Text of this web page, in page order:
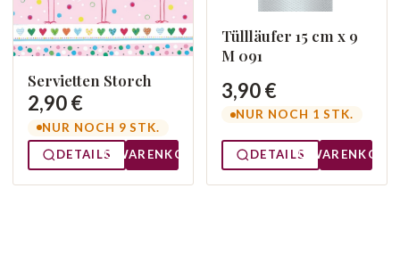
Servietten Storch
2,90 €
NUR NOCH 9 STK.
DETAILS
WARENKORB
Tüllläufer 15 cm x 9
M 091
3,90 €
NUR NOCH 1 STK.
DETAILS WARENKORB